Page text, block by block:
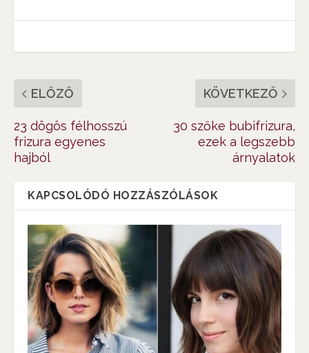
ELŐZŐ
23 dögös félhosszú
frizura egyenes
hajból
KÖVETKEZŐ
30 szőke bubifrizura,
ezek a legszebb
árnyalatok
KAPCSOLÓDÓ HOZZÁSZÓLÁSOK